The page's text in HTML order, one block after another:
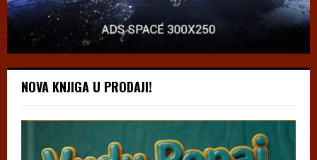
NOVA KNJIGA U PRODAJI!